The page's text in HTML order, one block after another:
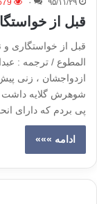
۹۵/۱۱/۲۹ ۰
قبل از
قبل از خواستگاری و
المطوع / ترجمه :
ازدواجشان ، زنی
شوهرش گلایه داشت
پی بردم که دارای
ادامه »»»